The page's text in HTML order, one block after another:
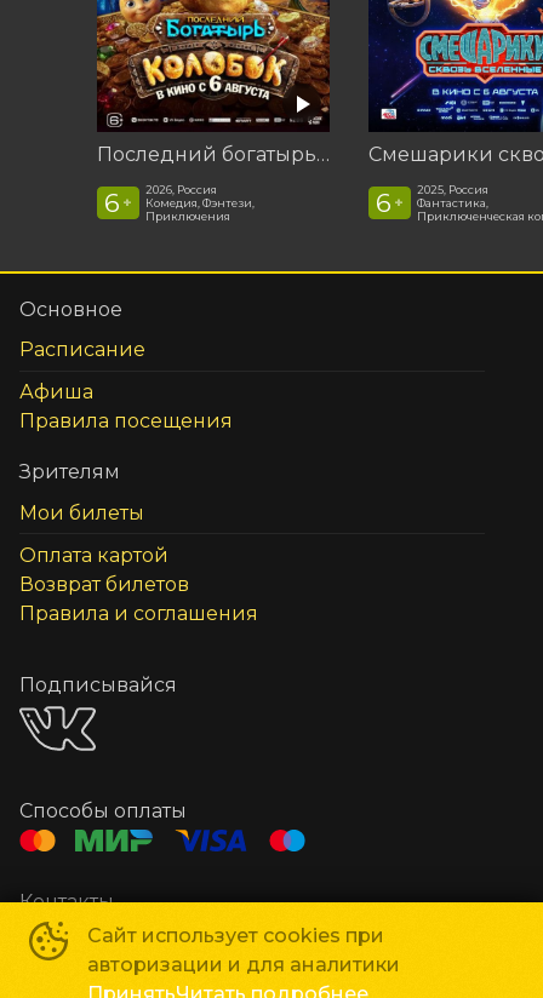
Последний богатырь. Колобок
6 +
2026, Россия
Комедия, Фэнтези,
Приключения
6 +
2025, Россия
Фантастика,
Приключенческая
Сайт использует cookies при
авторизации и для аналитики
Основное
Расписание
Афиша
Правила посещения
Зрителям
Мои билеты
Оплата картой
Возврат билетов
Правила и соглашения
Подписывайся
Способы оплаты
Контакты
Касса
+7 978 922-53-53
Рекламодателям +7 978 791-69-09